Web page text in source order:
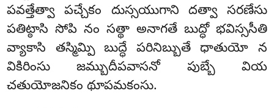
పవత్తేత్వా పచ్చేకం దుస్సయుగాని దత్వా సరణేసు
పతిట్ఠాసి సోపి నం సత్థా అనాగతే బుద్ధో భవిస్ససీతి
వ్యాకాసి తస్మిమ్పి బుద్ధే పరినిబ్బుతే ధాతుయో న
వికిరింసు జమ్బుదీపవాసనో పుబ్బే వియ
చతుయోజనికం థూపమకంసు.